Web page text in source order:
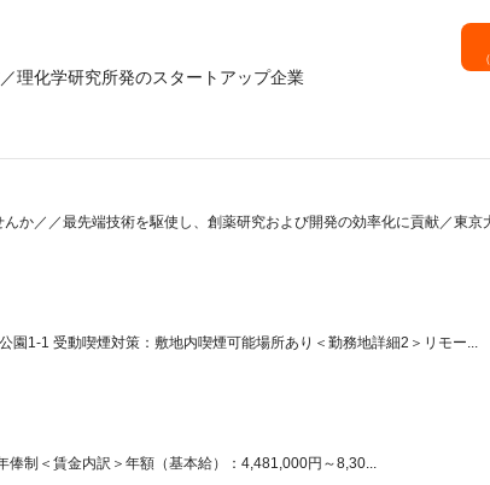
理化学研究所発のスタートアップ企業
か／／最先端技術を駆使し、創薬研究および開発の効率化に貢献／東京
園1-1 受動喫煙対策：敷地内喫煙可能場所あり＜勤務地詳細2＞リモー...
俸制＜賃金内訳＞年額（基本給）：4,481,000円～8,30...